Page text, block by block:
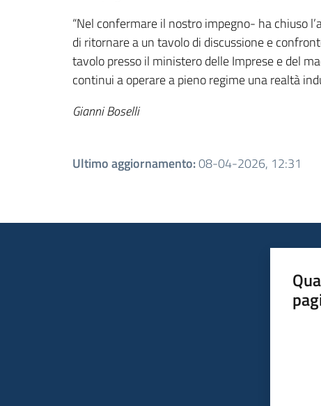
“Nel confermare il nostro impegno- ha chiuso
di ritornare a un tavolo di discussione e
tavolo presso il ministero delle Imprese e del
continui a operare a pieno regime una realtà
Gianni Boselli
Ultimo aggiornamento:08-04-2026, 12:31